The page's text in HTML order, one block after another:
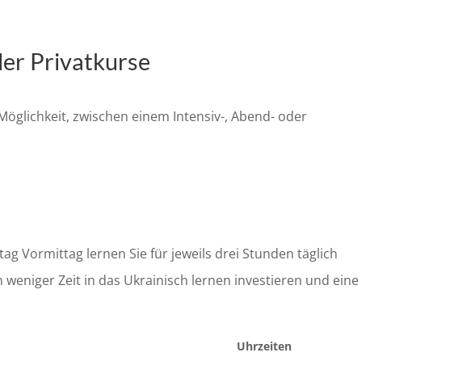
Privatkurse
zwischen einem Intensiv-, Abend- oder
Vormittag lernen Sie für jeweils drei Stunden täglich
Zeit in das Ukrainisch lernen investieren und eine
Uhrzeiten